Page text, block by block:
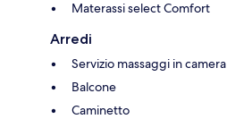
Materassi select Comfort
Arredi
Servizio massaggi in camera
Balcone
Caminetto